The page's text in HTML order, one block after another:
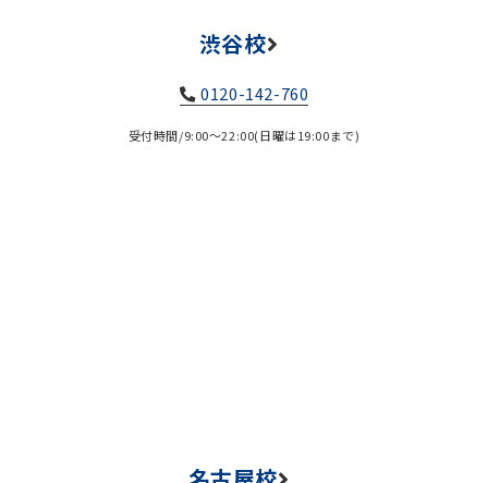
渋谷校
0120-142-760
受付時間/9:00～22:00(日曜は19:00まで)